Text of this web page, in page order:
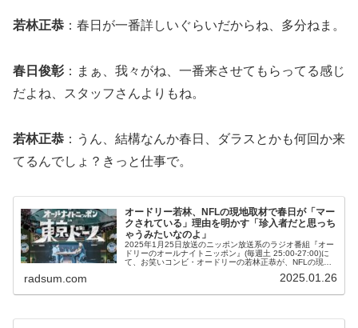
若林正恭 ：春日が一番詳しいぐらいだからね、多分ねま。
春日俊彰 ：まぁ、我々がね、一番来させてもらってる感じ
だよね、スタッフさんよりもね。
若林正恭 ：うん、結構なんか春日、ダラスとかも何回か来
てるんでしょ？きっと仕事で。
オードリー若林、NFLの現地取材で春日が「マー
クされている」理由を明かす「珍入者だと思っち
ゃうみたいなのよ」
2025年1月25日放送のニッポン放送系のラジオ番組『オー
ドリーのオールナイトニッポン』(毎週土 25:00-27:00)に
て、お笑いコンビ・オードリーの若林正恭が、NFLの現地
radsum.com 2025.01.26